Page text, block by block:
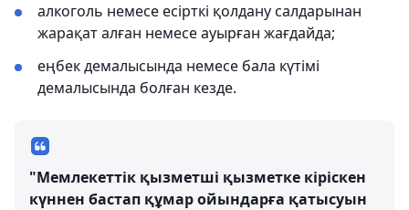
алкоголь немесе есірткі қолдану салдарынан
жарақат алған немесе ауырған жағдайда;
еңбек демалысында немесе бала күтімі
демалысында болған кезде.
"Мемлекеттік қызметші қызметке кіріскен
күннен бастап құмар ойындарға қатысуын